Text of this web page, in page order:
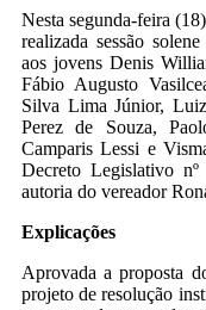
Nesta segunda-feira
realizada sessão
aos jovens Denis
Fábio Augusto
Silva Lima Júnior,
Perez de Souza,
Camparis Lessi e
Decreto Legislativo
autoria do vereador
Explicações
Aprovada a proposta
projeto de resolução